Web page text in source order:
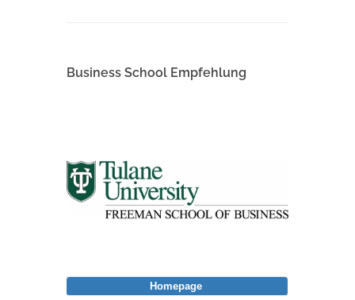
Business School Empfehlung
Homepage